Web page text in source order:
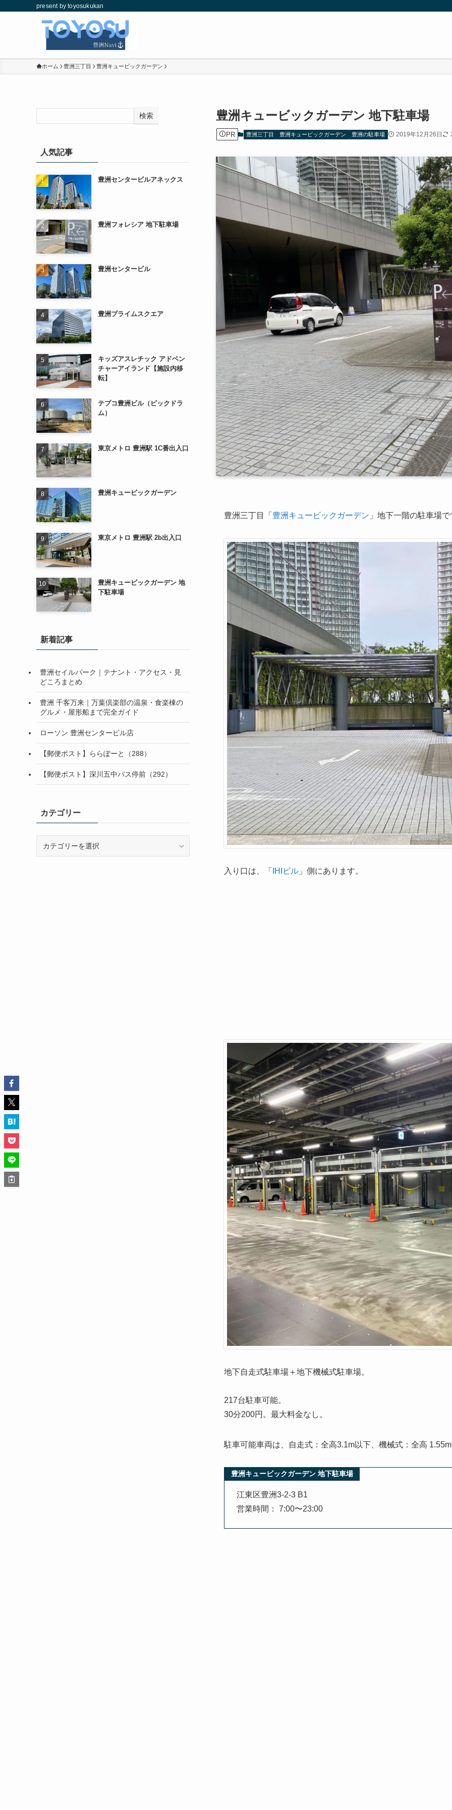
present by toyosukukan
ホーム 豊洲三丁目 豊洲キュービックガーデン
豊洲キュービックガーデン 地下駐車場
PR 豊洲三丁目 豊洲キュービックガーデン 豊洲の駐車場 2019年12月26日
豊洲三丁目「 豊洲キュービックガーデン 」地下一階の駐車場
入り口は、「 IHIビル 」側にあります。
地下自走式駐車場＋地下機械式駐車場。
217台駐車可能。
30分200円。最大料金なし。
駐車可能車両は、自走式：全高3.1m以下、機械式：全高
豊洲キュービックガーデン 地下駐車場
江東区豊洲3-2-3 B1
営業時間： 7:00〜23:00
検索
人気記事
豊洲センタービルアネックス
豊洲フォレシア 地下駐車場
豊洲センタービル
豊洲プライムスクエア
キッズアスレチック アドベン
チャーアイランド【施設内移
転】
テプコ豊洲ビル（ビックドラ
ム）
東京メトロ 豊洲駅 1C番出入口
豊洲キュービックガーデン
東京メトロ 豊洲駅 2b出入口
豊洲キュービックガーデン 地
下駐車場
新着記事
豊洲セイルパーク｜テナント・アクセス・見
どころまとめ
豊洲 千客万来｜万葉倶楽部の温泉・食楽棟の
グルメ・屋形船まで完全ガイド
ローソン 豊洲センタービル店
【郵便ポスト】ららぽーと（288）
【郵便ポスト】深川五中バス停前（292）
カテゴリー